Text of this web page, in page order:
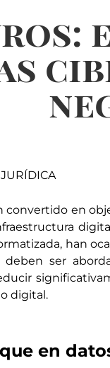
convertido en
han
ser
digital.
en